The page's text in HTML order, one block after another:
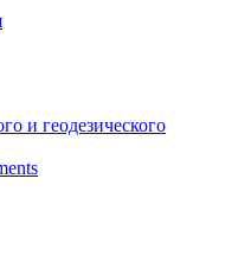
и геодезического